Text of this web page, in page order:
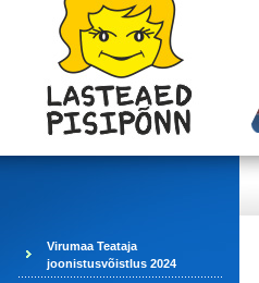
Virumaa Teataja
joonistusvõistlus 2024